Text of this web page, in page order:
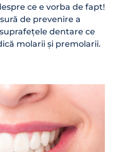
ce e vorba de fapt!
de prevenire a
dentare ce
molarii și premolarii.